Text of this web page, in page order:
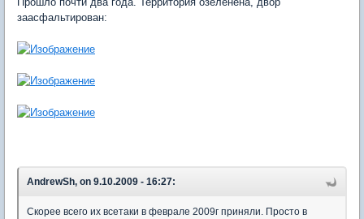
заасфальтирован:
AndrewSh, on 9.10.2009 - 16:27:
Скорее всего их всетаки в феврале 2009г приняли. Просто в